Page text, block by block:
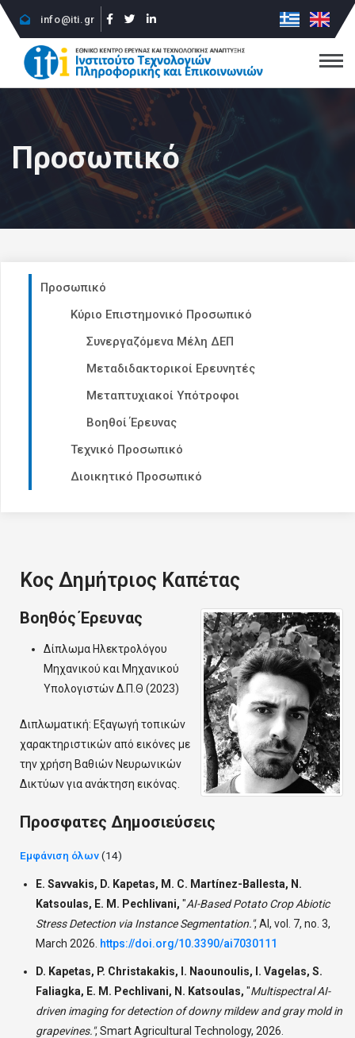
info@iti.gr
Προσωπικό
Προσωπικό
Κύριο Επιστημονικό Προσωπικό
Συνεργαζόμενα Μέλη ΔΕΠ
Μεταδιδακτορικοί Ερευνητές
Μεταπτυχιακοί Υπότροφοι
Βοηθοί Έρευνας
Τεχνικό Προσωπικό
Διοικητικό Προσωπικό
Κος Δημήτριος Καπέτας
Βοηθός Έρευνας
Δίπλωμα Ηλεκτρολόγου
Μηχανικού και Μηχανικού
Υπολογιστών Δ.Π.Θ (2023)
Διπλωματική: Εξαγωγή τοπικών
χαρακτηριστικών από εικόνες με
την χρήση Βαθιών Νευρωνικών
Δικτύων για ανάκτηση εικόνας.
Προσφατες Δημοσιεύσεις
Εμφάνιση όλων(14)
E. Savvakis, D. Kapetas, M. C. Martínez-Ballesta, N.
Katsoulas, E. M. Pechlivani, "AI-Based Potato Crop Abiotic
Stress Detection via Instance Segmentation.",AI, vol. 7, no. 3,
March 2026. https://doi.org/10.3390/ai7030111
D. Kapetas, P. Christakakis, I. Naounoulis, I. Vagelas, S.
Faliagka, E. M. Pechlivani, N. Katsoulas, "Multispectral AI-
driven imaging for detection of downy mildew and gray mold in
grapevines.",Smart Agricultural Technology, 2026.